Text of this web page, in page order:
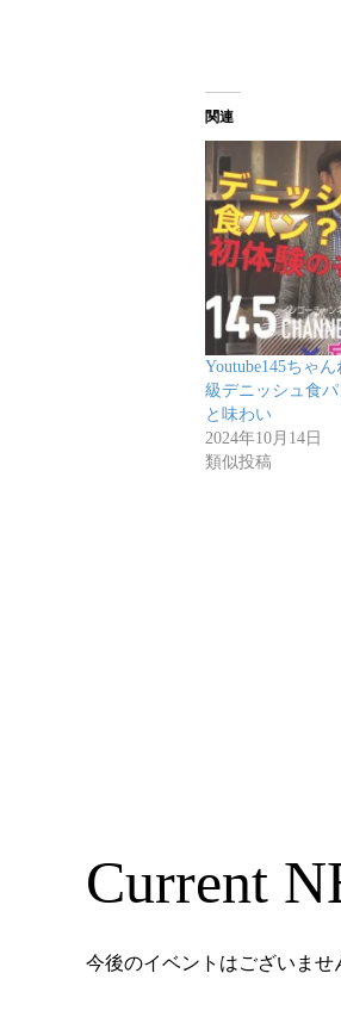
関連
Youtube145ちゃ
級デニッシュ食
と味わい
2024年10月14日
類似投稿
Current
今後のイベントはございませ